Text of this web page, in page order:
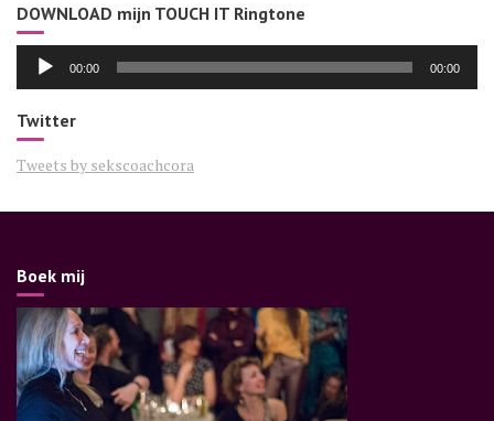
DOWNLOAD mijn TOUCH IT Ringtone
Audiospeler
00:00 00:00
Twitter
Tweets by sekscoachcora
Boek mij